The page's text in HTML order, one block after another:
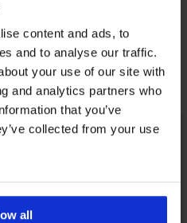
content and ads, to
and to analyse our traffic.
your use of our site with
and analytics partners who
that you’ve
collected from your use
all
komade